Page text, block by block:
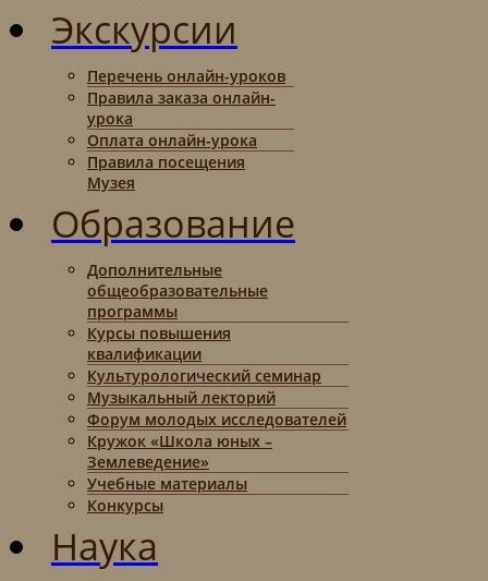
Экскурсии
Перечень онлайн-уроков
Правила заказа онлайн-
урока
Оплата онлайн-урока
Правила посещения
Музея
Образование
Дополнительные
общеобразовательные
программы
Курсы повышения
квалификации
Культурологический семинар
Музыкальный лекторий
Форум молодых исследователей
Кружок «Школа юных –
Землеведение»
Учебные материалы
Конкурсы
Наука